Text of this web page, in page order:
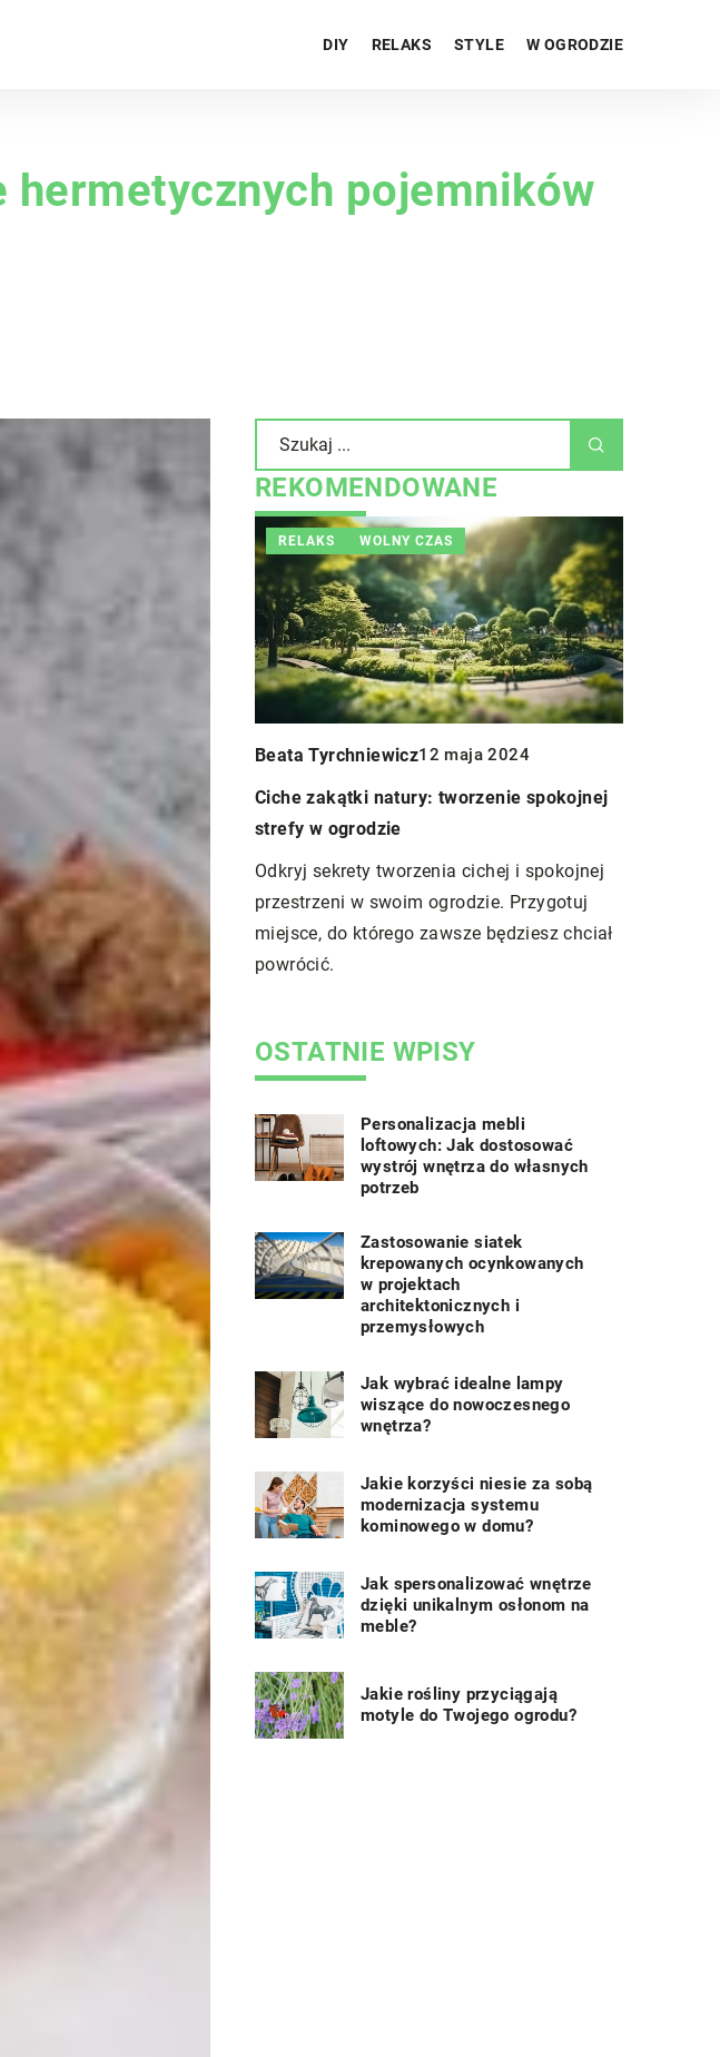
DIY RELAKS STYLE W OGRODZIE
pojemników
REKOMENDOWANE
7 marca 2024
pranie tapicerki wpływa
Twojego domu?
profesjonalne pranie
poprawić higienę i wygląd
Wskazówki ekspertów,
i wpływ na estetykę.
RELAKS WOLNY CZAS
Beata Tyrchniewicz12 maja 2024
Ciche zakątki natury: tworzenie spokojnej
strefy w ogrodzie
Odkryj sekrety tworzenia cichej i spokojnej
przestrzeni w swoim ogrodzie. Przygotuj
miejsce, do którego zawsze będziesz chciał
powrócić.
OSTATNIE WPISY
Personalizacja mebli
loftowych: Jak dostosować
wystrój wnętrza do własnych
potrzeb
Zastosowanie siatek
krepowanych ocynkowanych
w projektach
architektonicznych i
przemysłowych
Jak wybrać idealne lampy
wiszące do nowoczesnego
wnętrza?
Jakie korzyści niesie za sobą
modernizacja systemu
kominowego w domu?
Jak spersonalizować wnętrze
dzięki unikalnym osłonom na
meble?
Jakie rośliny przyciągają
motyle do Twojego ogrodu?